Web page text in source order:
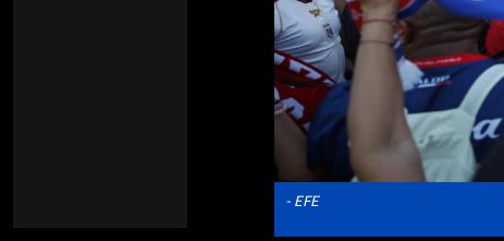
- EFE